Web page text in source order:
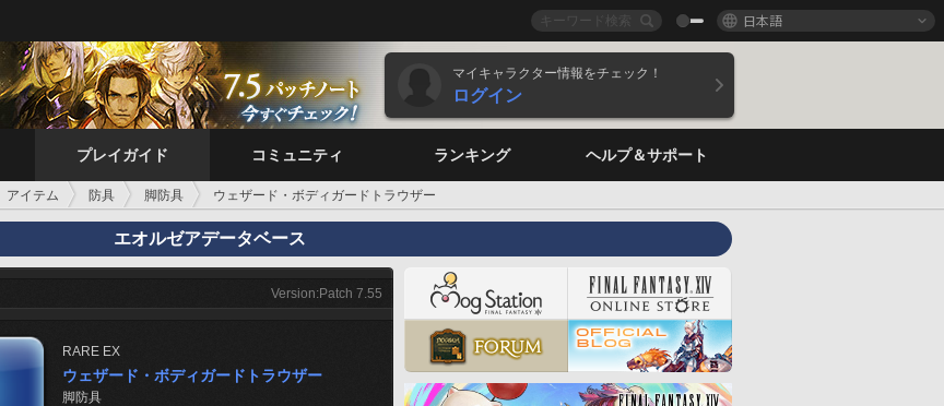
日本語
マイキャラクター情報をチェック！
ログイン
プレイガイド コミュニティ ランキング ヘルプ＆サポート
アイテム 防具 脚防具 ウェザード・ボディガードトラウザー
エオルゼアデータベース
Version:Patch 7.55
RARE EX
ウェザード・ボディガードトラウザー
脚防具